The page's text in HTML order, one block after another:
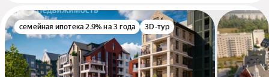
семейная ипотека 2.9% на 3 года 3D-тур